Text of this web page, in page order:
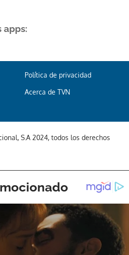
apps:
Política de privacidad
Acerca de TVN
S.A 2024, todos los derechos